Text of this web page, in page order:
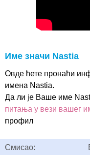
Име значи Nastia
Овде ћете пронаћи
имена Nastia.
Да ли је Ваше име
питања у вези вашег
профил
Смисао: